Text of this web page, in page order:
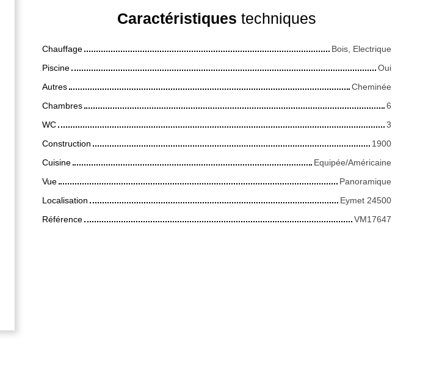
Caractéristiques techniques
Chauffage
Bois, Electrique
Piscine
Oui
Autres
Cheminée
Chambres
6
WC
3
Construction
1900
Cuisine
Equipée/Américaine
Vue
Panoramique
Localisation
Eymet 24500
Référence
VM17647